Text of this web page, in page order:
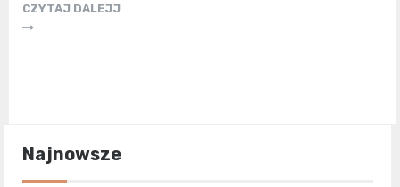
CZYTAJ DALEJJ
Najnowsze